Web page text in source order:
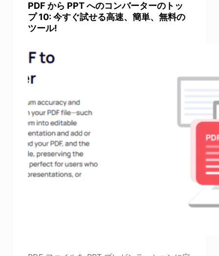
PDF から PPT へのコンバーターのトッ
プ 10: 今すぐ試せる高速、簡単、無料の
ツール!